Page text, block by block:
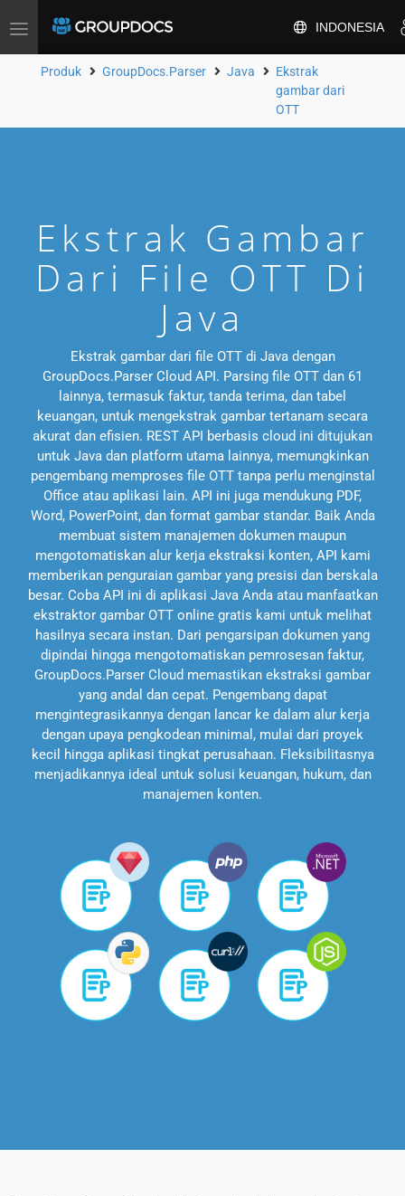
Alihkan
INDONESIA
Produk GroupDocs.Parser Java
Ekstrak
gambar dari
OTT
Ekstrak Gambar
Dari File OTT Di
Java
Ekstrak gambar dari file OTT di Java dengan
GroupDocs.Parser Cloud API. Parsing file OTT dan 61
lainnya, termasuk faktur, tanda terima, dan tabel
keuangan, untuk mengekstrak gambar tertanam secara
akurat dan efisien. REST API berbasis cloud ini ditujukan
untuk Java dan platform utama lainnya, memungkinkan
pengembang memproses file OTT tanpa perlu menginstal
Office atau aplikasi lain. API ini juga mendukung PDF,
Word, PowerPoint, dan format gambar standar. Baik Anda
membuat sistem manajemen dokumen maupun
mengotomatiskan alur kerja ekstraksi konten, API kami
memberikan penguraian gambar yang presisi dan berskala
besar. Coba API ini di aplikasi Java Anda atau manfaatkan
ekstraktor gambar OTT online gratis kami untuk melihat
hasilnya secara instan. Dari pengarsipan dokumen yang
dipindai hingga mengotomatiskan pemrosesan faktur,
GroupDocs.Parser Cloud memastikan ekstraksi gambar
yang andal dan cepat. Pengembang dapat
mengintegrasikannya dengan lancar ke dalam alur kerja
dengan upaya pengkodean minimal, mulai dari proyek
kecil hingga aplikasi tingkat perusahaan. Fleksibilitasnya
menjadikannya ideal untuk solusi keuangan, hukum, dan
manajemen konten.